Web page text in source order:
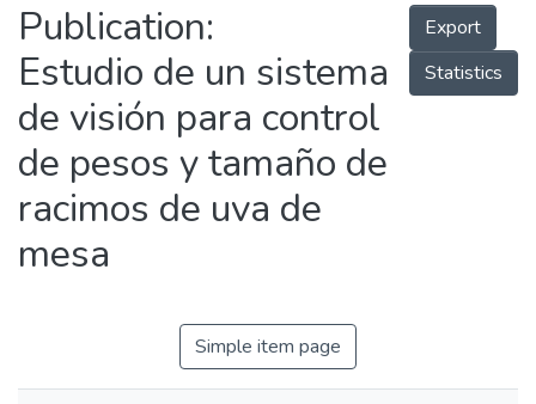
People
Statistics
Publication:
Estudio de un sistema
de visión para control
de pesos y tamaño de
racimos de uva de
mesa
Export
Statistics
Simple item page